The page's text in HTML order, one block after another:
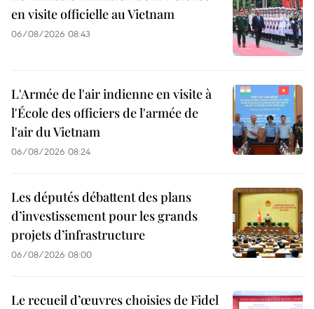
en visite officielle au Vietnam
06/08/2026 08:43
L'Armée de l'air indienne en visite à
l'École des officiers de l'armée de
l'air du Vietnam
06/08/2026 08:24
Les députés débattent des plans
d’investissement pour les grands
projets d’infrastructure
06/08/2026 08:00
Le recueil d’œuvres choisies de Fidel